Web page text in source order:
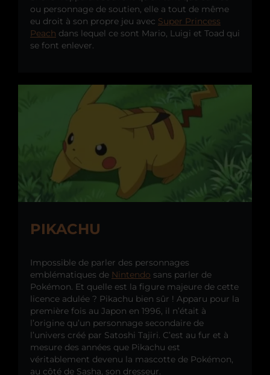
ou personnage de soutien, elle a tout de même
eu droit à son propre jeu avec Super Princess
Peach dans lequel ce sont Mario, Luigi et Toad qui
se font enlever.
PIKACHU
Impossible de parler des personnages
emblématiques de Nintendo sans parler de
Pokémon. Et quelle est la figure majeure de cette
licence adulée ? Pikachu bien sûr ! Apparu pour la
première fois au Japon en 1996, il n’était à
l’origine qu’un personnage secondaire de
l’univers créé par Satoshi Tajiri. C’est au fur et à
mesure des années que Pikachu est
véritablement devenu la mascotte de Pokémon,
au côté de Sasha, son dresseur.